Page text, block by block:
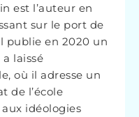
est l’auteur en
sur le port de
publie en 2020 un
laissé
où il adresse un
de l’école
idéologies